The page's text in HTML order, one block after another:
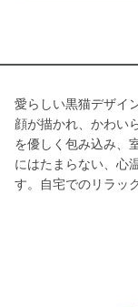
愛らしい黒猫デザイ
顔が描かれ、かわい
を優しく包み込み、
にはたまらない、心
す。自宅でのリラッ